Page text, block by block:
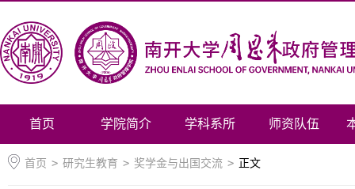
首页 学院简介 学科系所 师资队伍
首页 > 研究生教育 > 奖学金与出国交流 > 正文